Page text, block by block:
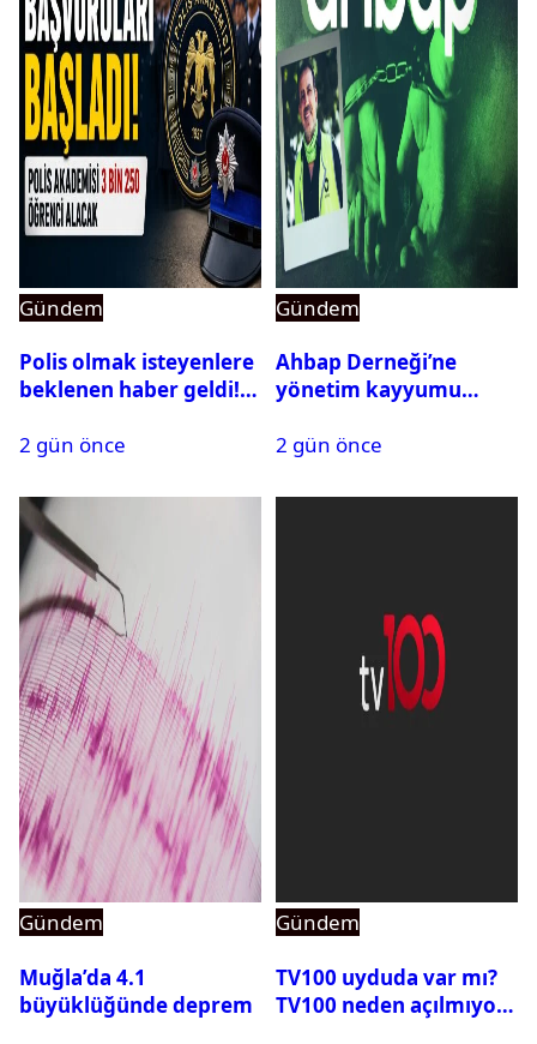
Gündem
Polis olmak isteyenlere
beklenen haber geldi!
2 gün önce
Gündem
Ahbap Derneği’ne
yönetim kayyumu
açıldı
2 gün önce
Gündem
Muğla’da 4.1
büyüklüğünde deprem
Gündem
TV100 uyduda var mı?
TV100 neden açılmıyor?